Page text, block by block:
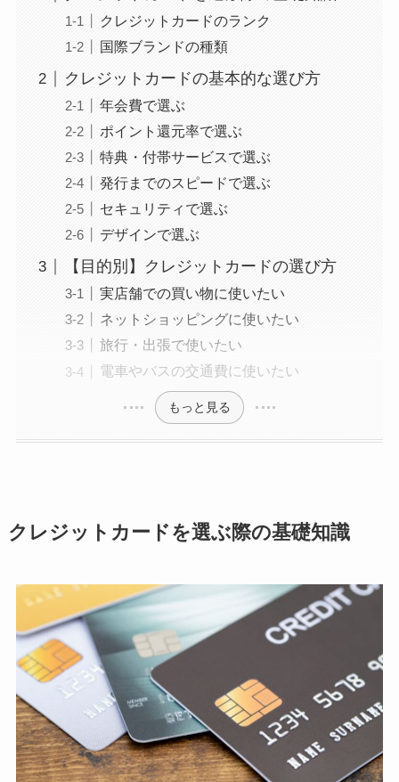
クレジットカードのランク
国際ブランドの種類
クレジットカードの基本的な選び方
年会費で選ぶ
ポイント還元率で選ぶ
特典・付帯サービスで選ぶ
発行までのスピードで選ぶ
セキュリティで選ぶ
デザインで選ぶ
【目的別】クレジットカードの選び方
実店舗での買い物に使いたい
ネットショッピングに使いたい
旅行・出張で使いたい
電車やバスの交通費に使いたい
もっと見る
クレジットカードを選ぶ際の基礎知識